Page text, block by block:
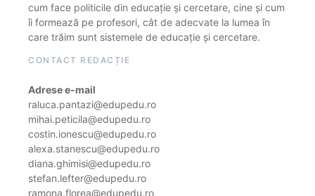
cum face politicile din educație și cercetare, cine și cum
îi formează pe profesori, cât de adecvate la lumea în
care trăim sunt sistemele de educație și cercetare.
CONTACT REDACȚIE
Adrese e-mail
raluca.pantazi@edupedu.ro
mihai.peticila@edupedu.ro
costin.ionescu@edupedu.ro
alexa.stanescu@edupedu.ro
diana.ghimisi@edupedu.ro
stefan.lefter@edupedu.ro
ramona.florea@edupedu.ro